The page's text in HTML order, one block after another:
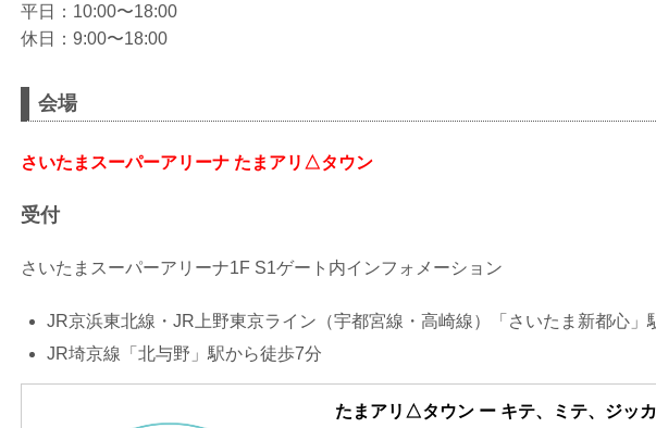
平日：10:00〜18:00
休日：9:00〜18:00
会場
さいたまスーパーアリーナ たまアリ△タウン
受付
さいたまスーパーアリーナ1F S1ゲート内インフォメーション
JR京浜東北線・JR上野東京ライン（宇都宮線・高崎線）「さいたま新都心」
JR埼京線「北与野」駅から徒歩7分
たまアリ△タウン ー キテ、ミテ、ジッ